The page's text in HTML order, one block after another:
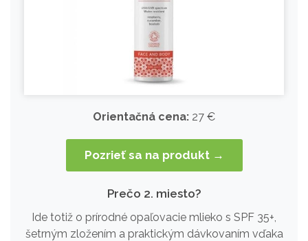
Orientačná cena: 27 €
Pozrieť sa na produkt →
Prečo 2. miesto?
Ide totiž o prírodné opaľovacie mlieko s SPF 35+,
šetrným zložením a praktickým dávkovaním vďaka